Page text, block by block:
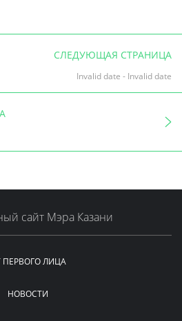
СЛЕДУЮЩАЯ СТРАНИЦА
Invalid date - Invalid date
сайт Мэра Казани
ПЕРВОГО ЛИЦА
НОВОСТИ